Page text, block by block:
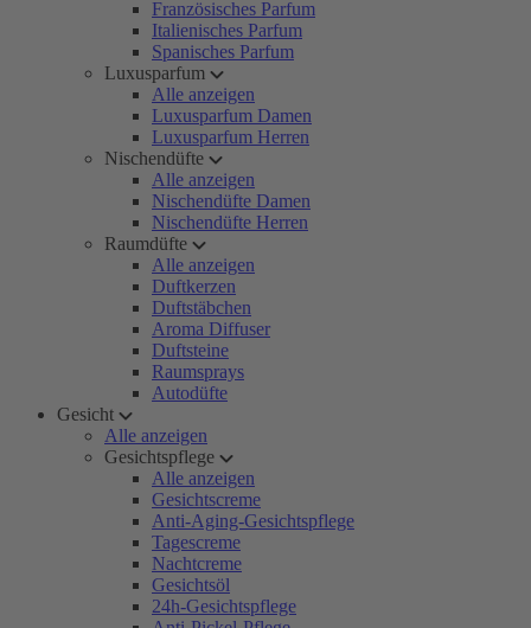
Französisches Parfum
Italienisches Parfum
Spanisches Parfum
Luxusparfum
Alle anzeigen
Luxusparfum Damen
Luxusparfum Herren
Nischendüfte
Alle anzeigen
Nischendüfte Damen
Nischendüfte Herren
Raumdüfte
Alle anzeigen
Duftkerzen
Duftstäbchen
Aroma Diffuser
Duftsteine
Raumsprays
Autodüfte
Gesicht
Alle anzeigen
Gesichtspflege
Alle anzeigen
Gesichtscreme
Anti-Aging-Gesichtspflege
Tagescreme
Nachtcreme
Gesichtsöl
24h-Gesichtspflege